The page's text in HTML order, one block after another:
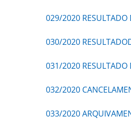
029/2020 RESULTADO
030/2020
031/2020 RESULTADO
032/2020
033/2020